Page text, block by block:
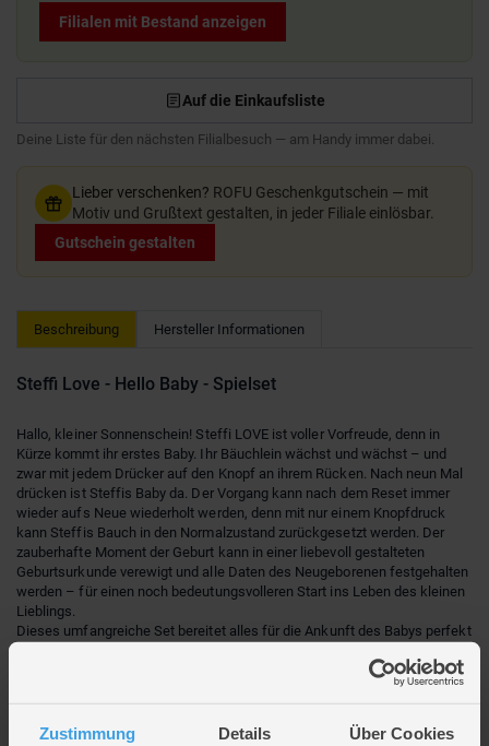
Zustimmung Details Über Cookies
Filialen mit Bestand anzeigen
Auf die Einkaufsliste
Deine Liste für den nächsten Filialbesuch — am Handy immer dabei.
Lieber verschenken? ROFU Geschenkgutschein — mit
Motiv und Grußtext gestalten, in jeder Filiale einlösbar.
Gutschein gestalten
Beschreibung Hersteller Informationen
Steffi Love - Hello Baby - Spielset
Hallo, kleiner Sonnenschein! Steffi LOVE ist voller Vorfreude, denn in
Kürze kommt ihr erstes Baby. Ihr Bäuchlein wächst und wächst – und
zwar mit jedem Drücker auf den Knopf an ihrem Rücken. Nach neun Mal
drücken ist Steffis Baby da. Der Vorgang kann nach dem Reset immer
wieder aufs Neue wiederholt werden, denn mit nur einem Knopfdruck
kann Steffis Bauch in den Normalzustand zurückgesetzt werden. Der
zauberhafte Moment der Geburt kann in einer liebevoll gestalteten
Geburtsurkunde verewigt und alle Daten des Neugeborenen festgehalten
werden – für einen noch bedeutungsvolleren Start ins Leben des kleinen
Lieblings.
Dieses umfangreiche Set bereitet alles für die Ankunft des Babys perfekt
kuschelige Decke, sondern auch jede Menge Babyzubehör, damit sich
bestens um den neuen Familienzuwachs gekümmert werden kann.
Situation erleben, die immer und immer wieder gespielt werden kann.